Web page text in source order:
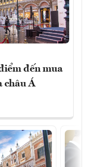
đến mua
châu Á